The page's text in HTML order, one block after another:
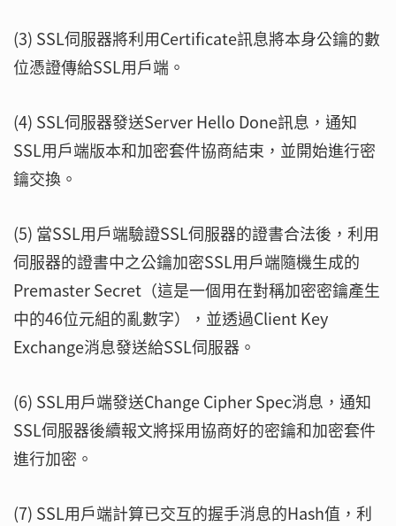
(3) SSL伺服器將利用Certificate訊息將本身公鑰的數
位憑證傳給SSL用戶端。
(4) SSL伺服器發送Server Hello Done訊息，通知
SSL用戶端版本和加密套件協商結束，並開始進行密
鑰交換。
(5) 當SSL用戶端驗證SSL伺服器的證書合法後，利用
伺服器的證書中之公鑰加密SSL用戶端隨機生成的
Premaster Secret（這是一個用在對稱加密密鑰產生
中的46位元組的亂數字），並透過Client Key
Exchange消息發送給SSL伺服器。
(6) SSL用戶端發送Change Cipher Spec消息，通知
SSL伺服器後續報文將採用協商好的密鑰和加密套件
進行加密。
(7) SSL用戶端計算已交互的握手消息的Hash值，利